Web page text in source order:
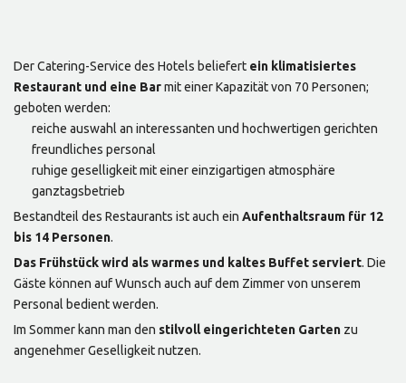
Der Catering-Service des Hotels beliefert ein klimatisiertes
Restaurant und eine Barmit einer Kapazität von 70 Personen;
geboten werden:
reiche auswahl an interessanten und hochwertigen gerichten
freundliches personal
ruhige geselligkeit mit einer einzigartigen atmosphäre
ganztagsbetrieb
Bestandteil des Restaurants ist auch ein Aufenthaltsraum für 12
bis 14 Personen.
Das Frühstück wird als warmes und kaltes Buffet serviert. Die
Gäste können auf Wunsch auch auf dem Zimmer von unserem
Personal bedient werden.
Im Sommer kann man den stilvoll eingerichteten Garten zu
angenehmer Geselligkeit nutzen.